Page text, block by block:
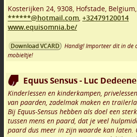
Kosterijken 24, 9308, Hofstade, Belgium,
******@hotmail.com, +32479120014
www.equisomnia.be/
Download VCARD
Handig! Importeer dit in de
mobieltje!
Equus Sensus - Luc Dedeene
Kinderlessen en kinderkampen,
van paarden, zadelmak maken en
Bij Equus-Sensus hebben als doel een
tussen mens en paard, dat je veel
paard dus meer in zijn waarde kan laten.